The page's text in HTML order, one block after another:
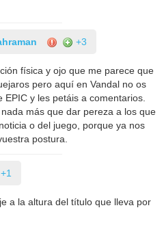
+3
física y ojo que me parece que
pero aquí en Vandal no os
y les petáis a comentarios.
más que dar pereza a los que
o del juego, porque ya nos
postura.
+1
a la altura del título que lleva por